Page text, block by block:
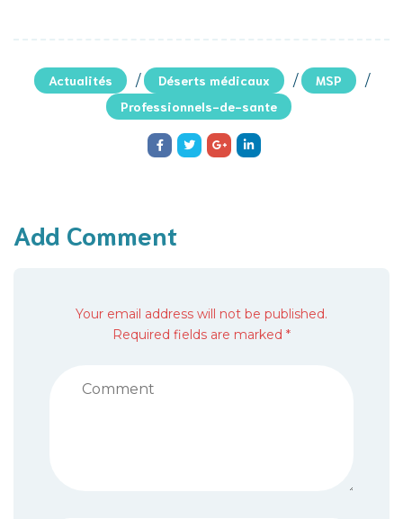
Actualités / Déserts médicaux / MSP /
Professionnels-de-sante
Add Comment
Your email address will not be published.
Required fields are marked *